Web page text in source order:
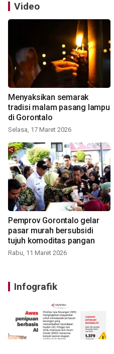
Video
Menyaksikan semarak
tradisi malam pasang lampu
di Gorontalo
Selasa, 17 Maret 2026
Pemprov Gorontalo gelar
pasar murah bersubsidi
tujuh komoditas pangan
Rabu, 11 Maret 2026
Infografik